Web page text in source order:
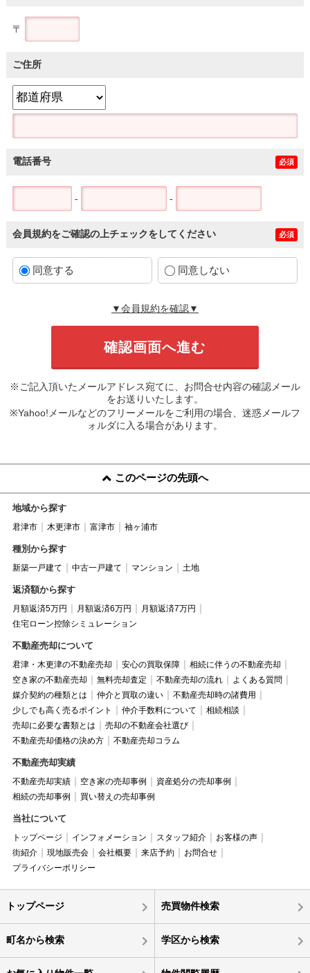
〒
ご住所
電話番号 必須
- -
会員規約をご確認の上チェックをしてください 必須
同意する 同意しない
▼会員規約を確認▼
※ご記入頂いたメールアドレス宛てに、お問合せ内容の確認メール
をお送りいたします。
※Yahoo!メールなどのフリーメールをご利用の場合、迷惑メールフ
ォルダに入る場合があります。
このページの先頭へ
地域から探す
君津市 木更津市 富津市 袖ヶ浦市
種別から探す
新築一戸建て 中古一戸建て マンション 土地
返済額から探す
月額返済5万円 月額返済6万円
月額返済7万円
住宅ローン控除シミュレーション
不動産売却について
君津・木更津の不動産売却 安心の買取保障
相続に伴うの不動産売却
空き家の不動産売却
無料売却査定 不動産売却の流れ
よくある質問
媒介契約の種類とは
仲介と買取の違い
不動産売却時の諸費用
少しでも高く売るポイント
仲介手数料について
相続相談
売却に必要な書類とは
売却の不動産会社選び
不動産売却価格の決め方
不動産売却コラム
不動産売却実績
不動産売却実績 空き家の売却事例
資産処分の売却事例
相続の売却事例
買い替えの売却事例
当社について
トップページ インフォメーション スタッフ紹介
お客様の声
街紹介
現地販売会 会社概要 来店予約
お問合せ
プライバシーポリシー
トップページ 売買物件検索
町名から検索 学区から検索